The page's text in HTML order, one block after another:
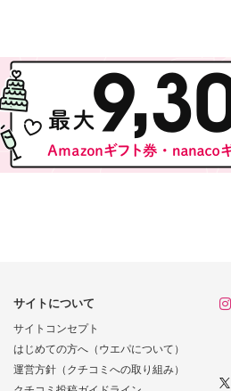
サイトについて
サイトコンセプト
はじめての方へ（ウエパについて）
運営方針（クチコミへの取り組み）